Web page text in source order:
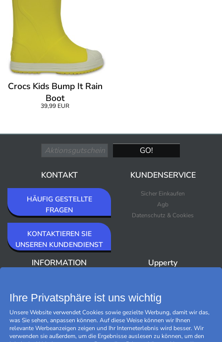
Crocs Kids Bump It Rain
Boot
39,99 EUR
KONTAKT
HÄUFIG GESTELLTE
FRAGEN
KONTAKTIEREN SIE
UNSEREN KUNDENDIENST
KUNDENSERVICE
Sicher Einkaufen
Agb
Datenschutz & Cookies
INFORMATION
Newsletter
Upperty
Bestseller
Outlet
Marken
Black Friday
Cookies verwalten
Ihre Privatsphäre ist uns wichtig
Unsere Website verwendet Cookies sowie gezielte Werbung, damit wir das,
was Sie sehen, anpassen können. Auf diese Weise können wir Ihnen
relevante Werbeanzeigen zeigen und Ihr Interneterlebnis wird besser. Wir
verwenden sie außerdem, um die Ergebnisse auslesen zu können, um den